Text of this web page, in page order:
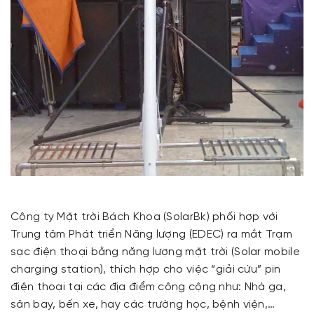
Công ty Mặt trời Bách Khoa (SolarBk) phối hợp với
Trung tâm Phát triển Năng lượng (EDEC) ra mắt Trạm
sạc điện thoại bằng năng lượng mặt trời (Solar mobile
charging station), thích hợp cho việc “giải cứu” pin
điện thoại tại các địa điểm công cộng như: Nhà ga,
sân bay, bến xe, hay các trường học, bệnh viện,…